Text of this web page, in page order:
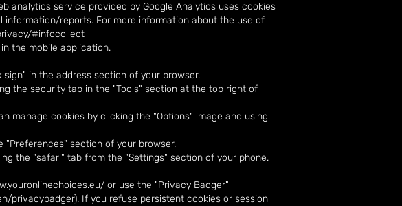
analytics service provided by Google Analytics uses cookies
reports. For more information about the use of
#infocollect
the mobile application.
in the address section of your browser.
the security tab in the "Tools" section at the top right of
manage cookies by clicking the "Options" image and using
"Preferences" section of your browser.
the "safari" tab from the "Settings" section of your phone.
or use the "Privacy Badger"
privacybadger). If you refuse persistent cookies or session